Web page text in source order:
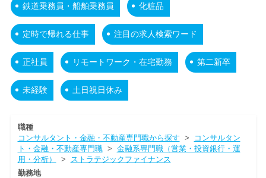
鉄道乗務員・船舶乗務員 化粧品
定時で帰れる仕事 注目の求人検索ワード
正社員 リモートワーク・在宅勤務 第二新卒
未経験 土日祝日休み
職種
コンサルタント・金融・不動産専門職から探す >
コンサルタン
ト・金融・不動産専門職> 金融系専門職（営業・投資銀行・運
用・分析）
>
ストラテジックファイナンス
勤務地